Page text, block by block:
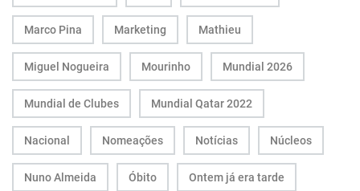
Marco Pina Marketing Mathieu
Miguel Nogueira Mourinho Mundial 2026
Mundial de Clubes Mundial Qatar 2022
Nacional Nomeações Notícias Núcleos
Nuno Almeida Óbito Ontem já era tarde